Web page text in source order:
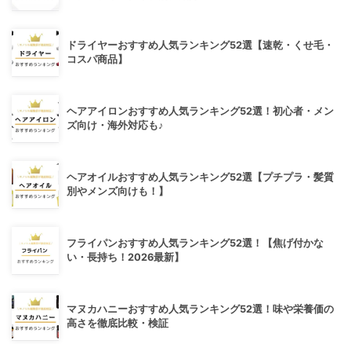
ドライヤーおすすめ人気ランキング52選【速乾・くせ毛・
コスパ商品】
ヘアアイロンおすすめ人気ランキング52選！初心者・メン
ズ向け・海外対応も♪
ヘアオイルおすすめ人気ランキング52選【プチプラ・髪質
別やメンズ向けも！】
フライパンおすすめ人気ランキング52選！【焦げ付かな
い・長持ち！2026最新】
マヌカハニーおすすめ人気ランキング52選！味や栄養価の
高さを徹底比較・検証